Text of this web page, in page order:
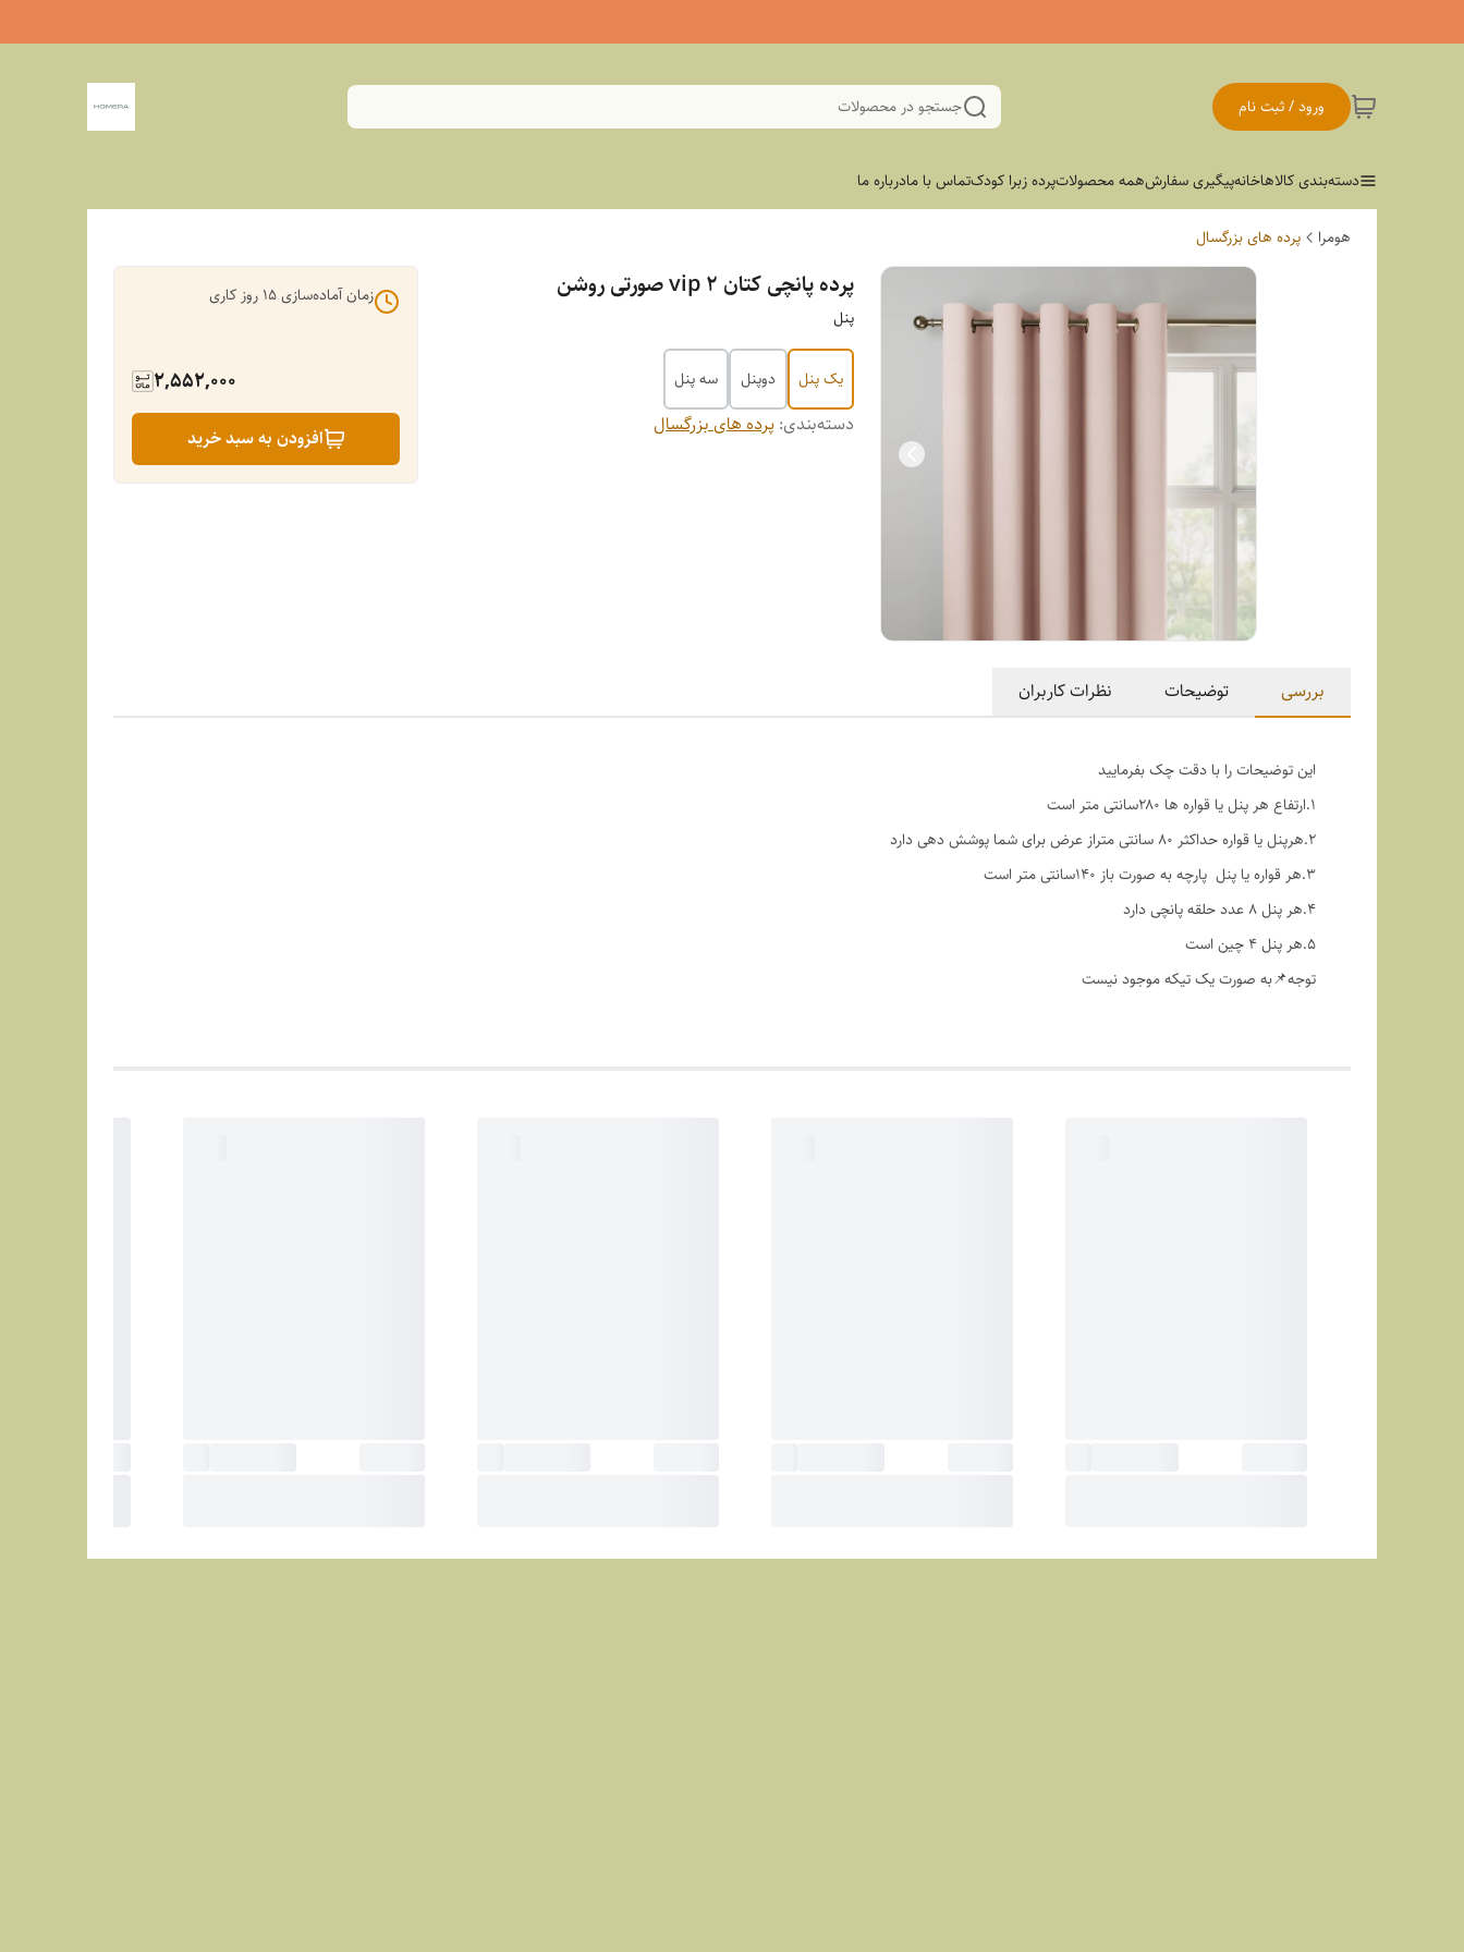
ورود / ثبت نام جستجو در محصولات
دسته‌بندی کالاهاخانهپیگیری سفارشهمه محصولاتپرده زبرا کودکتماس با مادرباره ما
هومرا پرده های بزرگسال
پرده پانچی کتان vip ۲ صورتی روشن
پنل
یک پنل دوپنل سه پنل
دسته‌بندی: پرده های بزرگسال
زمان آماده‌سازی15 روز کاری
2,552,000
افزودن به سبد خرید
بررسی توضیحات نظرات کاربران
این توضیحات را با دقت چک بفرمایید
1.ارتفاع هر پنل یا قواره ها ۲۸۰سانتی متر است
۲.هرپنل یا قواره حداکثر ۸۰ سانتی متراز عرض برای شما پوشش دهی دارد
۳.هر قواره یا پنل پارچه به صورت باز ۱۴۰سانتی متر است
۴.هر پنل ۸ عدد حلقه پانچی دارد
۵.هر پنل ۴ چین است
توجه📌به صورت یک تیکه موجود نیست